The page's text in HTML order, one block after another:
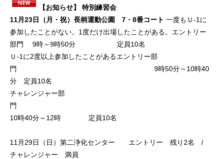
【お知らせ】 特別練習会
11月23日（月・祝）長柄運動公園 7・8番コート 一度もＵ-1に
参加したことがない。1度だけ出場したことがある。エントリー
部門 9時～9時50分 定員10名
Ｕ-1に2度以上参加したことがあるエントリー部
門 9時50分～10時40
分 定員10名
チャレンジャー部
10時40分～12時 定員10名
11月29日（日）第二浄化センター エントリー 残り2名 /
チャレンジャー 満員